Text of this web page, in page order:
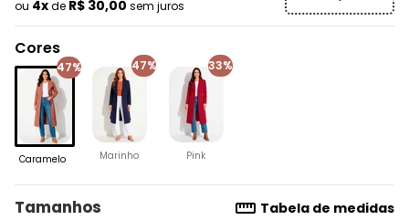
ou 4xde R$ 30,00 sem juros
Cores
47%
Caramelo
47%
Marinho
33%
Pink
Tamanhos Tabela de medidas